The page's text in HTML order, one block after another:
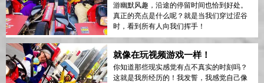
游幽默风趣，沿途的停留时间也恰到好处。
真正的亮点是什么呢？就是当我们穿过涩谷
时，看到所有人向我们挥手！
就像在玩视频游戏一样！
你知道那些现实感觉有点不真实的时刻吗？
这就是我所经历的！我发誓，我感觉自己像